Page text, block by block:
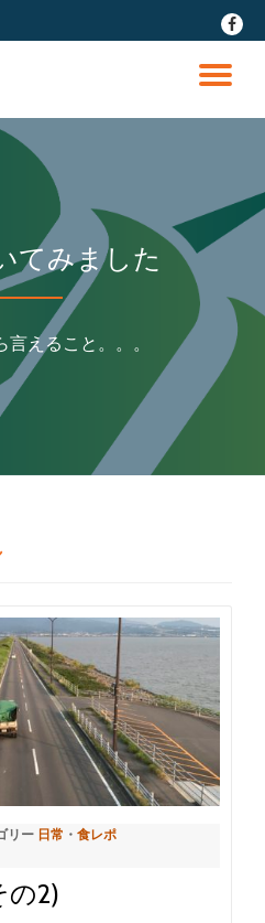
fa-
ナ
ゲ
ー
シ
ョ
替
てみました
えること。。。
リー 日常 ・ 食レポ
の2)